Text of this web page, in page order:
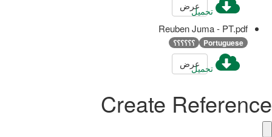
تحميلعرض
Reuben Juma - PT.pdf
Portuguese ؟؟؟؟؟؟
تحميلعرض
Create Reference